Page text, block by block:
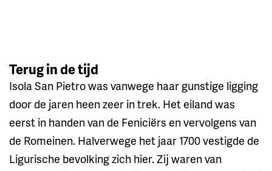
Terug in de tijd
Isola San Pietro was vanwege haar gunstige ligging
door de jaren heen zeer in trek. Het eiland was
eerst in handen van de Feniciërs en vervolgens van
de Romeinen. Halverwege het jaar 1700 vestigde de
Ligurische bevolking zich hier. Zij waren van